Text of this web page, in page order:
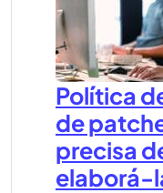
Política
de
precisa
elaborá-